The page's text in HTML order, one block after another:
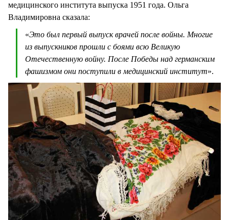
медицинского института выпуска 1951 года. Ольга
Владимировна сказала:
«Это был первый выпуск врачей после войны. Многие
из выпускников прошли с боями всю Великую
Отечественную войну. После Победы над германским
фашизмом они поступили в медицинский институт».